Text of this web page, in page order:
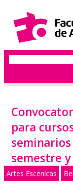
contenido
Buscar
para
semestre
Artes Escénicas